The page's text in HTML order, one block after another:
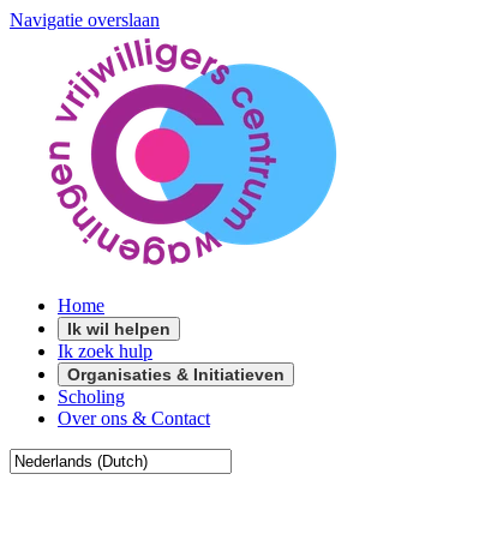
Navigatie overslaan
Home
Ik wil helpen
Ik zoek hulp
Organisaties & Initiatieven
Scholing
Over ons & Contact